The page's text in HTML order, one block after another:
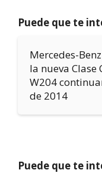
Puede que te
Mercedes-
la nueva Clase
W204
de 2014
Puede que te